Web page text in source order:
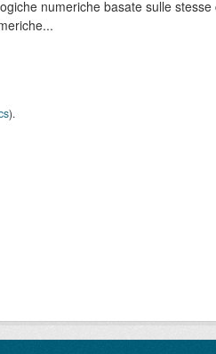
numeriche basate sulle
).